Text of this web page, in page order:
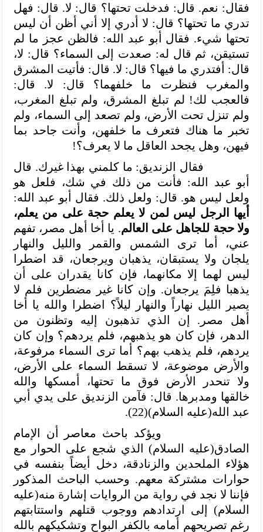
فقال: نعم. قال: فدخلت تحتها؟ قال: لا. قال: فهل
تدري ما تحتها؟ قال: لا أدري إلا أني أظن أن ليس
تحتها شيء. فقال أبو عبد الله: فالظن عجز ما لم
تستيقن، ثم قال له: صعدت إلى السماء؟ قال: لا،
قال: أفتدري ما فيها؟ قال: لا. قال: فأتيت المشرق
والمغرب فنظرت ما خلفهما؟ قال: لا. قال:
فالعجب لك! لم تبلغ المشرق، ولم تبلغ المغرب،
ولم تنزل تحت الأرض، ولم تصعد إلى السماء، ولم
تخبر ما هناك فتعرف ما خلفهن، وأنت جاحد بما
فيهن، وهل يجحد العاقل ما لا يعرف؟!
فقال الزنديق: ما كلمني بهذا غيرك. قال
أبو عبد الله: فأنت من ذلك في شك، فلعل هو
ولعل ليس هو. قال: ولعل ذلك. فقال أبو عبد الله:
أيها الرجل ليس لمن لا يعلم حجة على من يعلم،
ولا حجة للجاهل على العالم. يا أخا أهل مصر، تفهم
عني، أما ترى الشمس والقمر والليل والنهار
يلجان ولا يستبقان، يذهبان ويرجعان، قد اضطرا
ليس لهما إلا مكانهما، فإن كانا يقدران على أن
يذهبا فلِمَ يرجعان. وإن كانا غير مضطرين فلم لا
يصير الليل نهاراً والنهار ليلاً؟ اضطرا والله يا أخا
أهل مصر. إن الذي تذهبون إليه وتظنون من
الدهر، فإن كان هو يذهبهم، فلم يردهم؟ وإن كان
يردهم، فلم يذهب بهم؟ أما ترى السماء مرفوعة،
والأرض موضوعة، لا تسقط السماء على الأرض،
ولا تنحدر الأرض فوق ما تحتها، أمسكها والله
خالقها ومدبرها. قال: فآمن الزنديق على يدي أبي
عبد الله(عليه السلام)(22).
ويؤكد باحث معاصر أن الإمام
الصادق(عليه السلام) الذي شجع على الحوار مع
هؤلاء الملحدين والزنادقة، دخل أيضاً بنفسه في
حوارات مشتركة معهم. وحسب الباحث المذكور
فإننا لا نجد في رواية من الروايات إشارة منه(عليه
السلام) إلى ارتدادهم ووجوب قتلهم واستتابتهم
رغم تصريحهم أمامه بالكفر البواح وتشكيكهم بالله